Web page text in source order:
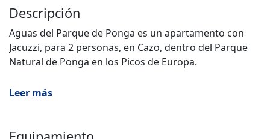
Descripción
Aguas del Parque de Ponga es un apartamento con
Jacuzzi, para 2 personas, en Cazo, dentro del Parque
Natural de Ponga en los Picos de Europa.
Con preciosas vistas sobre el valle, reposa en un
Situado en la planta superior, el apartamento que
Leer más